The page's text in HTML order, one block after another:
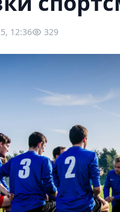
12:36 329